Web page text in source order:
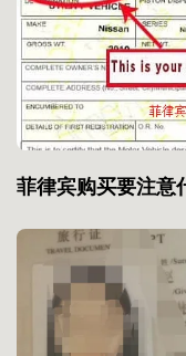
菲律宾购买要注意